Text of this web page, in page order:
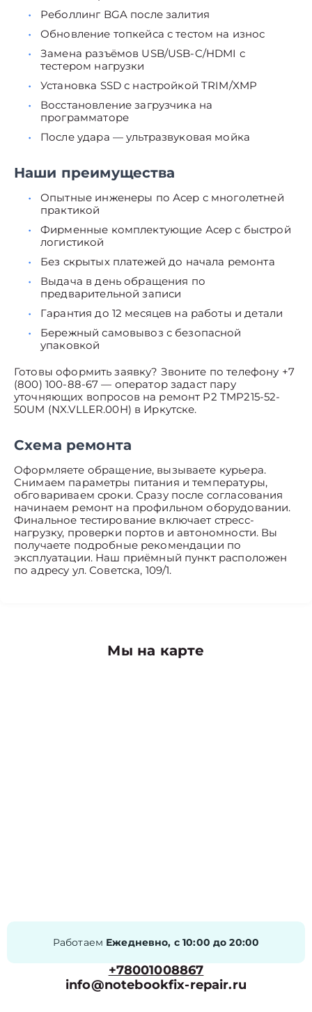
Реболлинг BGA после залития
Обновление топкейса с тестом на износ
Замена разъёмов USB/USB-C/HDMI с
тестером нагрузки
Установка SSD с настройкой TRIM/XMP
Восстановление загрузчика на
программаторе
После удара — ультразвуковая мойка
Наши преимущества
Опытные инженеры по Асер с многолетней
практикой
Фирменные комплектующие Асер с быстрой
логистикой
Без скрытых платежей до начала ремонта
Выдача в день обращения по
предварительной записи
Гарантия до 12 месяцев на работы и детали
Бережный самовывоз с безопасной
упаковкой
Готовы оформить заявку? Звоните по телефону +7
(800) 100-88-67 — оператор задаст пару
уточняющих вопросов на ремонт P2 TMP215-52-
50UM (NX.VLLER.00H) в Иркутске.
Схема ремонта
Оформляете обращение, вызываете курьера.
Снимаем параметры питания и температуры,
обговариваем сроки. Сразу после согласования
начинаем ремонт на профильном оборудовании.
Финальное тестирование включает стресс-
нагрузку, проверки портов и автономности. Вы
получаете подробные рекомендации по
эксплуатации. Наш приёмный пункт расположен
по адресу ул. Советска, 109/1.
Мы на карте
Работаем Ежедневно, с 10:00 до 20:00
+78001008867
info@notebookfix-repair.ru